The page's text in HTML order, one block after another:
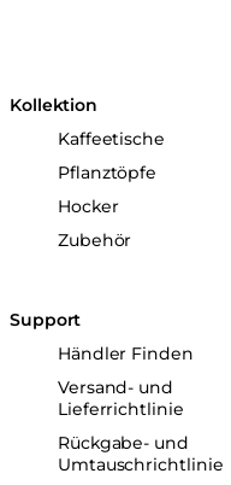
Kollektion
Kaffeetische
Pflanztöpfe
Hocker
Zubehör
Support
Händler Finden
Versand- und
Lieferrichtlinie
Rückgabe- und
Umtauschrichtlinie